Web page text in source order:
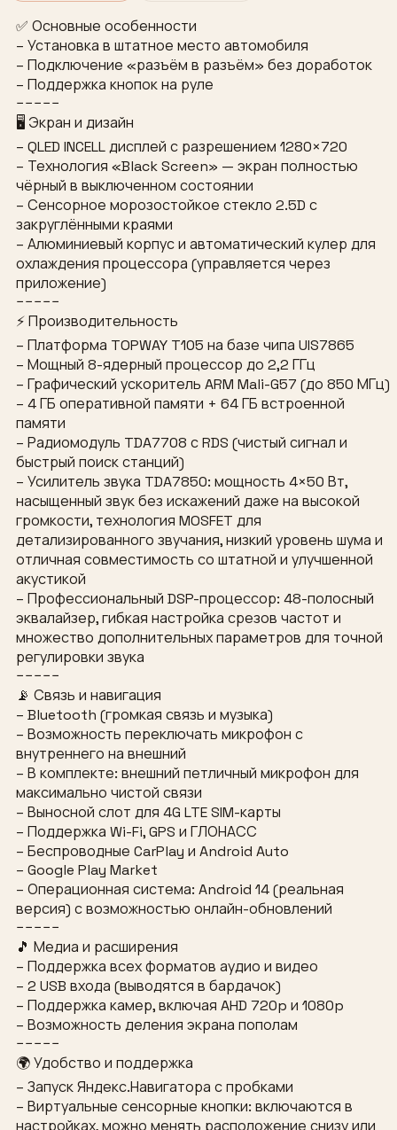
✅ Основные особенности
– Установка в штатное место автомобиля
– Подключение «разъём в разъём» без доработок
– Поддержка кнопок на руле
−−−−−
🖥 Экран и дизайн
– QLED INCELL дисплей с разрешением 1280×720
– Технология «Black Screen» — экран полностью
чёрный в выключенном состоянии
– Сенсорное морозостойкое стекло 2.5D с
закруглёнными краями
– Алюминиевый корпус и автоматический кулер для
охлаждения процессора (управляется через
приложение)
−−−−−
⚡ Производительность
– Платформа TOPWAY T105 на базе чипа UIS7865
– Мощный 8-ядерный процессор до 2,2 ГГц
– Графический ускоритель ARM Mali-G57 (до 850 МГц)
– 4 ГБ оперативной памяти + 64 ГБ встроенной
памяти
– Радиомодуль TDA7708 с RDS (чистый сигнал и
быстрый поиск станций)
– Усилитель звука TDA7850: мощность 4×50 Вт,
насыщенный звук без искажений даже на высокой
громкости, технология MOSFET для
детализированного звучания, низкий уровень шума и
отличная совместимость со штатной и улучшенной
акустикой
– Профессиональный DSP-процессор: 48-полосный
эквалайзер, гибкая настройка срезов частот и
множество дополнительных параметров для точной
регулировки звука
−−−−−
📡 Связь и навигация
– Bluetooth (громкая связь и музыка)
– Возможность переключать микрофон с
внутреннего на внешний
– В комплекте: внешний петличный микрофон для
максимально чистой связи
– Выносной слот для 4G LTE SIM-карты
– Поддержка Wi-Fi, GPS и ГЛОНАСС
– Беспроводные CarPlay и Android Auto
– Google Play Market
– Операционная система: Android 14 (реальная
версия) с возможностью онлайн-обновлений
−−−−−
🎵 Медиа и расширения
– Поддержка всех форматов аудио и видео
– 2 USB входа (выводятся в бардачок)
– Поддержка камер, включая AHD 720p и 1080p
– Возможность деления экрана пополам
−−−−−
🌍 Удобство и поддержка
– Запуск Яндекс.Навигатора с пробками
– Виртуальные сенсорные кнопки: включаются в
настройках, можно менять расположение снизу или